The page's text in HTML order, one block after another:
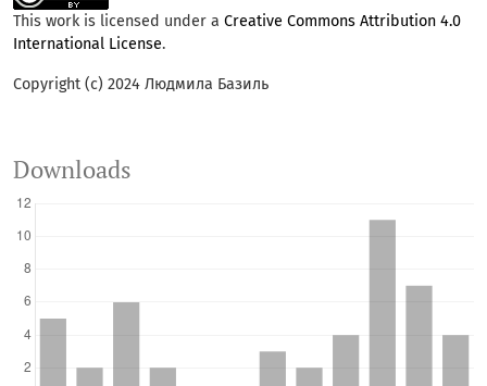
This work is licensed under a Creative Commons Attribution 4.0
International License.
Copyright (c) 2024 Людмила Базиль
Downloads